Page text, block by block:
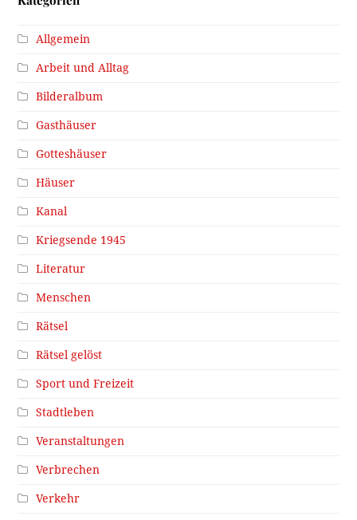
Allgemein
Arbeit und Alltag
Bilderalbum
Gasthäuser
Gotteshäuser
Häuser
Kanal
Kriegsende 1945
Literatur
Menschen
Rätsel
Rätsel gelöst
Sport und Freizeit
Stadtleben
Veranstaltungen
Verbrechen
Verkehr